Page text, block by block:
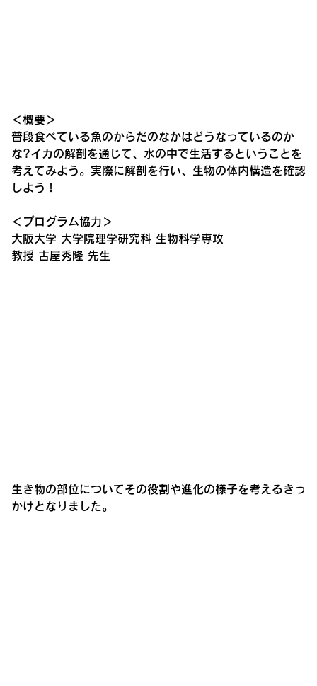
＜概要＞
普段食べている魚のからだのなかはどうなっているのか
な?イカの解剖を通じて、水の中で生活するということを
考えてみよう。実際に解剖を行い、生物の体内構造を確認
しよう！
＜プログラム協力＞
大阪大学 大学院理学研究科 生物科学専攻
教授 古屋秀隆 先生
生き物の部位についてその役割や進化の様子を考えるきっ
かけとなりました。